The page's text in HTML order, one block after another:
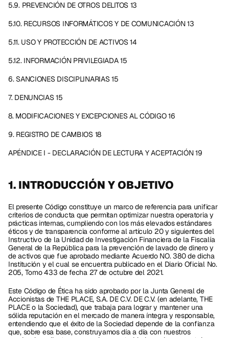
5.9. PREVENCIÓN DE OTROS DELITOS 13
5.10. RECURSOS INFORMÁTICOS Y DE COMUNICACIÓN 13
5.11. USO Y PROTECCIÓN DE ACTIVOS 14
5.12. INFORMACIÓN PRIVILEGIADA 15
6. SANCIONES DISCIPLINARIAS 15
7. DENUNCIAS 15
8. MODIFICACIONES Y EXCEPCIONES AL CÓDIGO 16
9. REGISTRO DE CAMBIOS 18
APÉNDICE I - DECLARACIÓN DE LECTURA Y ACEPTACIÓN 19
1. INTRODUCCIÓN Y OBJETIVO
El presente Código constituye un marco de referencia para unificar
criterios de conducta que permitan optimizar nuestra operatoria y
prácticas internas, cumpliendo con los más elevados estándares
éticos y de transparencia conforme al artículo 20 y siguientes del
Instructivo de la Unidad de Investigación Financiera de la Fiscalía
General de la República para la prevención de lavado de dinero y
de activos que fue aprobado mediante Acuerdo NO. 380 de dicha
Institución y el cual se encuentra publicado en el Diario Oficial No.
205, Tomo 433 de fecha 27 de octubre del 2021.
Este Código de Ética ha sido aprobado por la Junta General de
Accionistas de THE PLACE, S.A. DE C.V. DE C.V. (en adelante, THE
PLACE o la Sociedad), que trabaja para lograr y mantener una
sólida reputación en el mercado de manera íntegra y responsable,
entendiendo que el éxito de la Sociedad depende de la confianza
que, sobre esa base, construyamos día a día con nuestros